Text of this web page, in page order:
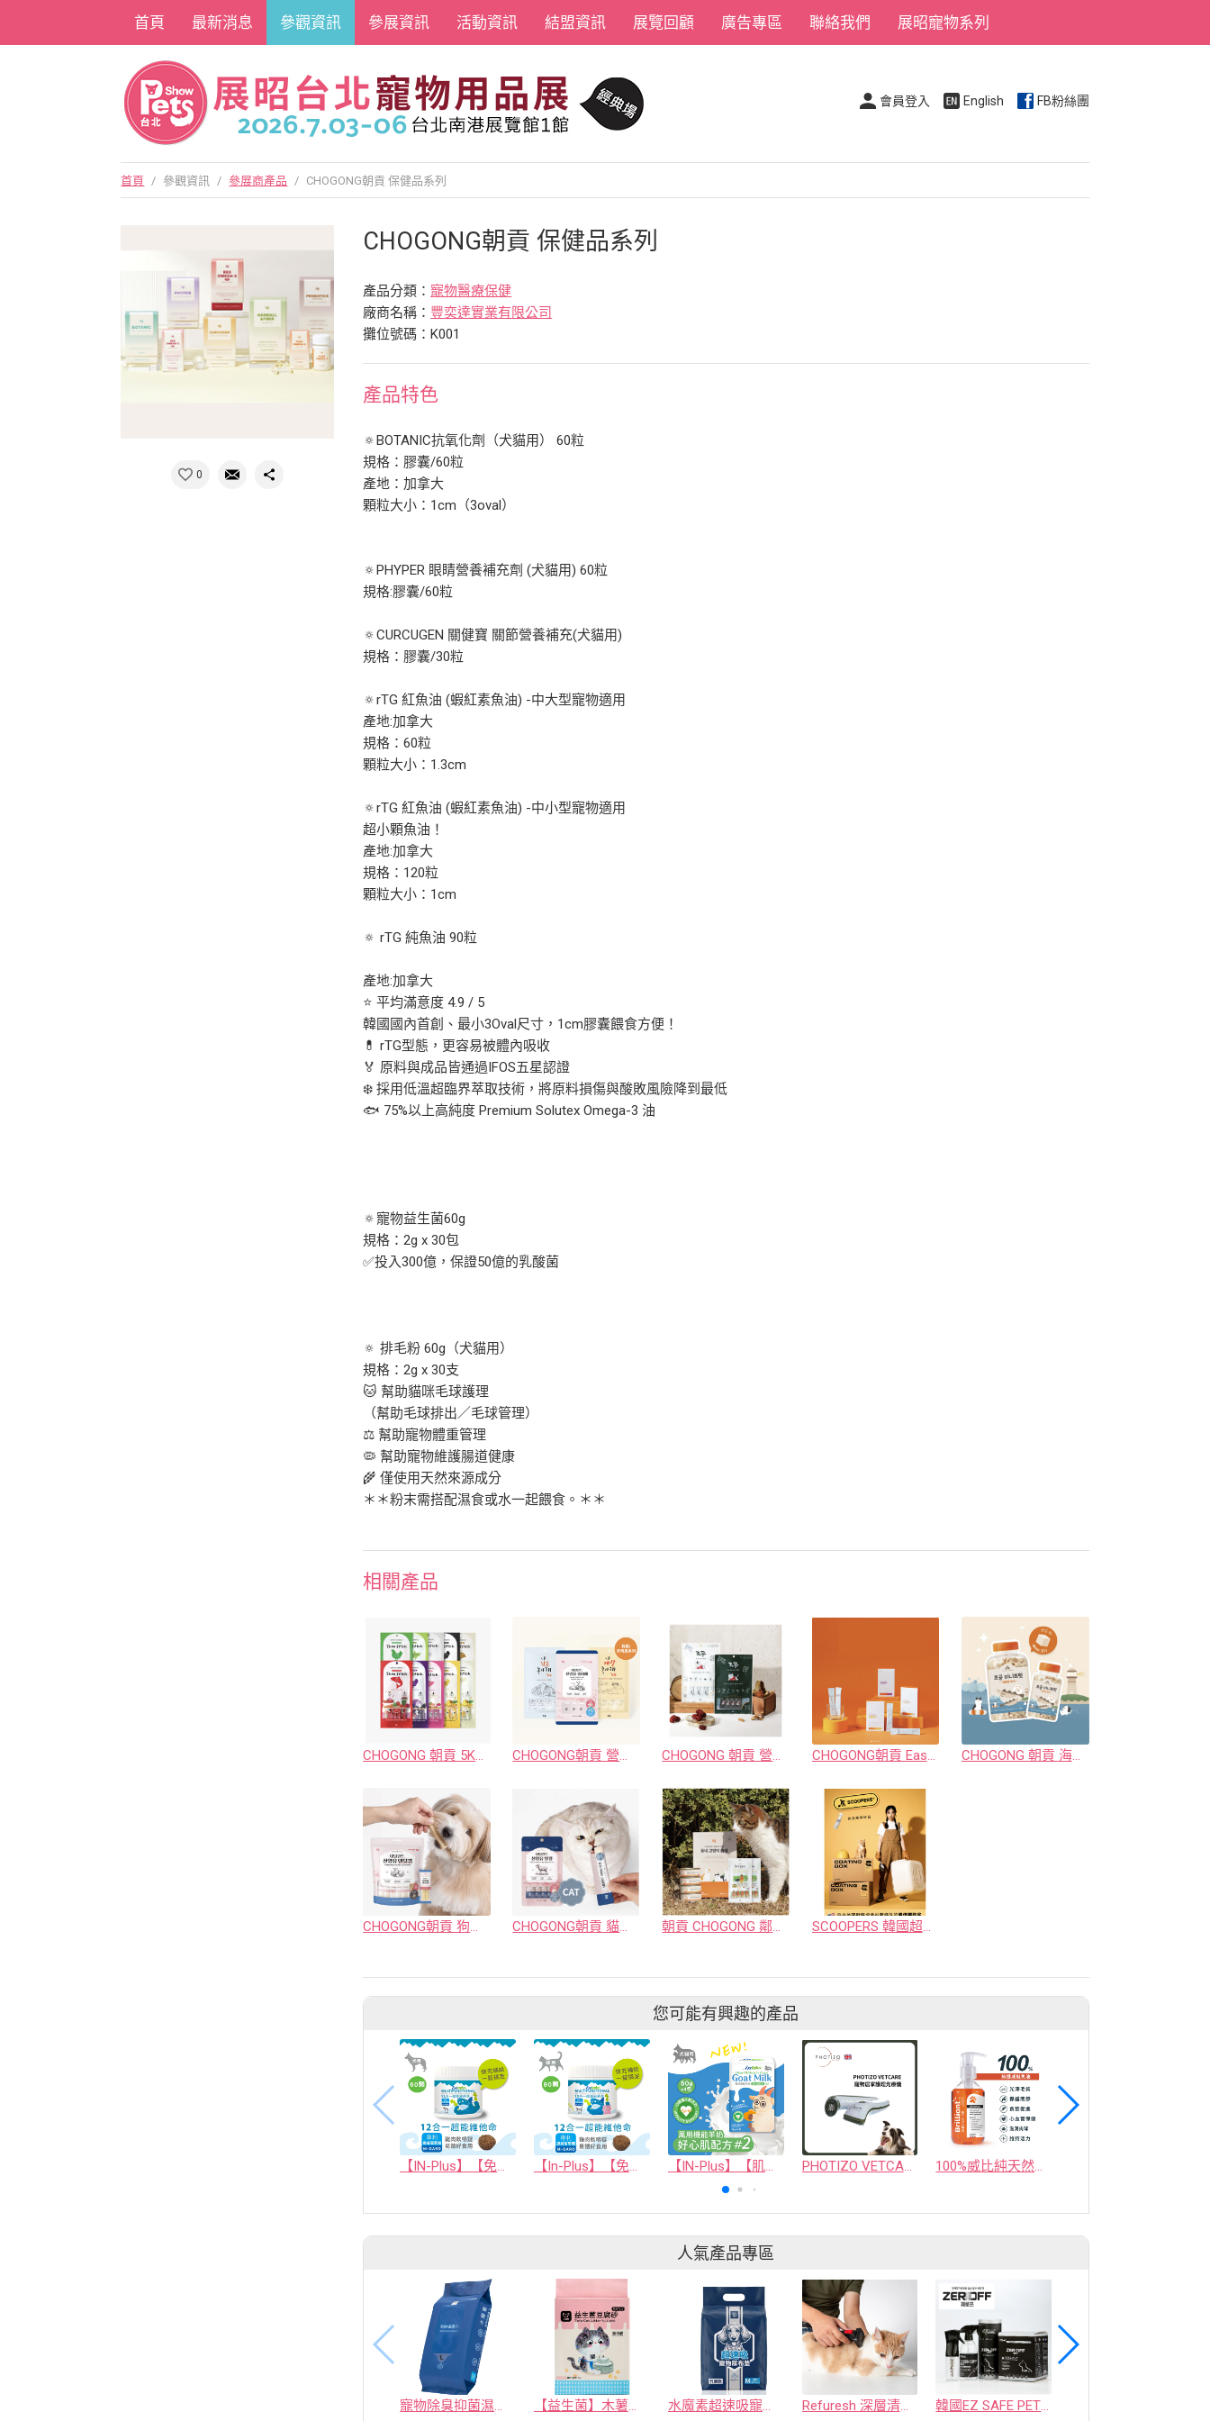
首頁 最新消息 參觀資訊 參展資訊 活動資訊 結盟資訊 展覽回顧 廣告專區 聯絡我們 展昭寵物系列
會員登入 English FB粉絲團
首頁 / 參觀資訊 / 參展商產品 / CHOGONG朝貢 保健品系列
0
CHOGONG朝貢 保健品系列
產品分類：寵物醫療保健
廠商名稱： 豐奕達實業有限公司
攤位號碼：K001
產品特色
🔅BOTANIC抗氧化劑（犬貓用） 60粒
規格：膠囊/60粒
產地：加拿大
顆粒大小：1cm（3oval）
🔅PHYPER 眼睛營養補充劑 (犬貓用) 60粒
規格:膠囊/60粒
🔅CURCUGEN 關健寶 關節營養補充(犬貓用)
規格：膠囊/30粒
🔅rTG 紅魚油 (蝦紅素魚油) -中大型寵物適用
產地:加拿大
規格：60粒
顆粒大小：1.3cm
🔅rTG 紅魚油 (蝦紅素魚油) -中小型寵物適用
超小顆魚油！
產地:加拿大
規格：120粒
顆粒大小：1cm
🔅 rTG 純魚油 90粒
產地:加拿大
⭐ 平均滿意度 4.9 / 5
韓國國內首創、最小3Oval尺寸，1cm膠囊餵食方便！
💊 rTG型態，更容易被體內吸收
🏅 原料與成品皆通過IFOS五星認證
❄️ 採用低溫超臨界萃取技術，將原料損傷與酸敗風險降到最低
🐟 75%以上高純度 Premium Solutex Omega-3 油
🔅寵物益生菌60g
規格：2g x 30包
✅投入300億，保證50億的乳酸菌
🔅 排毛粉 60g（犬貓用）
規格：2g x 30支
🐱 幫助貓咪毛球護理
（幫助毛球排出／毛球管理）
⚖️ 幫助寵物體重管理
🦠 幫助寵物維護腸道健康
🌾 僅使用天然來源成分
＊＊粉末需搭配濕食或水一起餵食。＊＊
相關產品
CHOGONG 朝貢 5KM 營養蔬果肉泥系列（14gx4入） CHOGONG朝貢 營養肉泥 濟州島系列/ 我愛系列 ( 犬貓用 ) CHOGONG 朝貢 營養肉泥 慢燉系列 (犬貓用) CHOGONG朝貢 Easy Care保健系列 (犬貓用) CHOGONG 朝貢 海鮮凍乾系列 (犬貓用)
CHOGONG朝貢 狗狗專區🐶 ( 山羊奶口味潔牙骨/荷蘭山羊奶羊羹 ) CHOGONG朝貢 貓貓專區🐱(Philo主食罐/Sophy貓副食罐/荷蘭山羊奶果凍) 朝貢 CHOGONG 鄰居貓系列 ( 全方位營養主食罐 / 全方位營養肉泥 ) SCOOPERS 韓國超大方型貓砂盆 (奶油白/石質灰)/ 真塗層噴劑（貓砂盆專用）/ 貓砂鏟(3mm/6mm) / 巧拼式落砂墊
您可能有興趣的產品
【IN-Plus】【免疫保健】犬用12合1超能維他命 60顆(狗保健品)(軟錠型) 【In-Plus】【免疫保健】貓用12合1超能維他命 【IN-Plus】【肌力保健】萬用機能羊奶 #2 好心肌配方 (50克x4包)(犬貓保健品) PHOTIZO VETCARE 寵物居家護理光療儀 100%威比純天然挪威鮭魚油
人氣產品專區
寵物除臭抑菌濕紙巾／30抽／無味【4包100】 【益生菌】木薯豆腐砂/豆腐砂 (1包最低$119起)抽貓砂機 水魔素超速吸寵物尿布墊買1送1 Refuresh 深層清潔寵物廢毛梳 韓國EZ SAFE PET ZEROFF 消臭劑